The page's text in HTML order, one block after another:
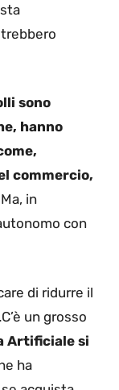
sono
hanno
commercio,
in
con
di ridurre il
un grosso
Artificiale si
ha